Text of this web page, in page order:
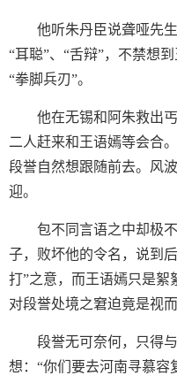
他听朱丹臣说聋哑先
“耳聪”、“舌辩”，不禁想
“拳脚兵刃”。
他在无锡和阿朱救出
二人赶来和王语嫣等会合
段誉自然想跟随前去。风
迎。
包不同言语之中却极
子，败坏他的令名，说到
打”之意，而王语嫣只是絮
对段誉处境之窘迫竟是视而
段誉无可奈何，只得
想：“你们要去河南寻慕容